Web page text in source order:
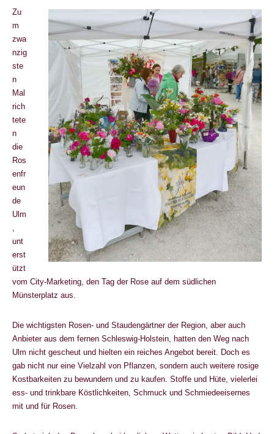
Zu
m
zwa
nzig
ste
n
Mal
rich
tete
n
die
Ros
enfr
eun
de
Ulm
,
unt
erst
ützt
vom City-Marketing, den Tag der Rose auf dem südlichen
Münsterplatz aus.
Die wichtigsten Rosen- und Staudengärtner der Region, aber auch
Anbieter aus dem fernen Schleswig-Holstein, hatten den Weg nach
Ulm nicht gescheut und hielten ein reiches Angebot bereit. Doch es
gab nicht nur eine Vielzahl von Pflanzen, sondern auch weitere rosige
Kostbarkeiten zu bewundern und zu kaufen. Stoffe und Hüte, vielerlei
ess- und trinkbare Köstlichkeiten, Schmuck und Schmiedeeisernes
mit und für Rosen.